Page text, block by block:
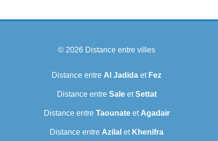
© 2026 Distance entre villes
Distance entre Al Jadida et Fez
Distance entre SaleetSettat
Distance entre Taounateet Agadair
Distance entre Azilal et Khenifra